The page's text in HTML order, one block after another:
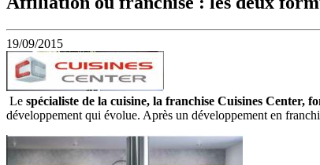
19/09/2015
Le spécialiste de la cuisine, la franchise Cuisines Center,
développement qui évolue. Après un développement en